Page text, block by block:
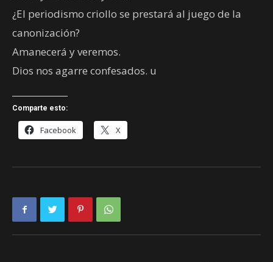
¿El periodismo criollo se prestará al juego de la
canonización?
Amanecerá y veremos.
Dios nos agarre confesados. u
Comparte esto:
Facebook X